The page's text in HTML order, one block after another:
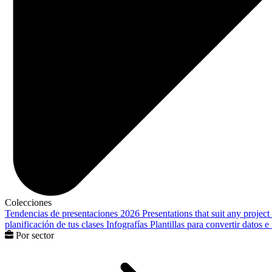
Colecciones
Tendencias de presentaciones 2026 Presentations that suit any project
planificación de tus clases Infografías Plantillas para convertir datos
Por sector